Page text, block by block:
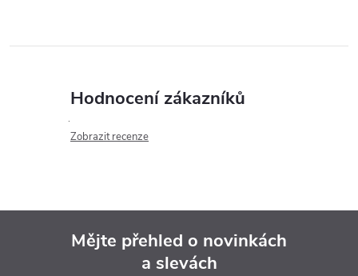
Hodnocení zákazníků
Zobrazit recenze
Mějte přehled o novinkách
a slevách